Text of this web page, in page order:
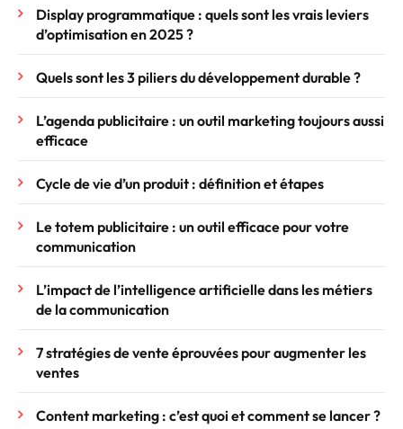
Display programmatique : quels sont les vrais leviers
d’optimisation en 2025 ?
Quels sont les 3 piliers du développement durable ?
L’agenda publicitaire : un outil marketing toujours aussi
efficace
Cycle de vie d’un produit : définition et étapes
Le totem publicitaire : un outil efficace pour votre
communication
L’impact de l’intelligence artificielle dans les métiers
de la communication
7 stratégies de vente éprouvées pour augmenter les
ventes
Content marketing : c’est quoi et comment se lancer ?